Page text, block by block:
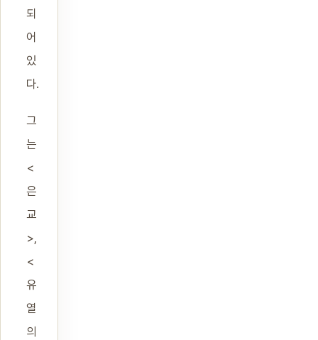
되
어
있
다.
그
는
<
은
교
>,
<
유
열
의